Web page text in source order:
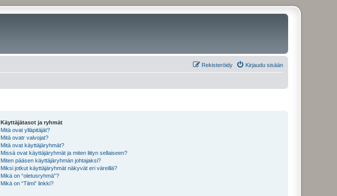
Kirjaudu sisään
Rekisteröidy
Käyttäjätasot ja ryhmät
Mitä ovat ylläpitäjät?
Mitä ovatr valvojat?
Mitä ovat käyttäjäryhmät?
Missä ovat käyttäjäryhmät ja miten liityn sellaiseen?
Miten pääsen käyttäjäryhmän johtajaksi?
Miksi jotkut käyttäjäryhmät näkyvät eri väreillä?
Mikä on “oletusryhmä”?
Mikä on “Tiimi” linkki?